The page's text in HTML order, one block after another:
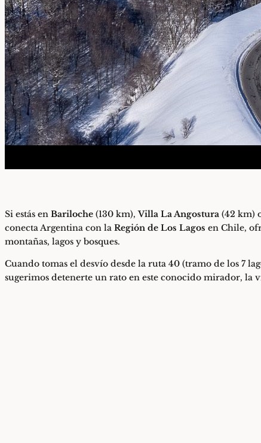
Si estás en Bariloche (130 km),Villa La Angostura (42 km)
conecta Argentina con la Región de Los Lagos en Chile,
montañas, lagos y bosques.
Cuando tomas el desvío desde la ruta 40 (tramo de los 7
sugerimos detenerte un rato en este conocido mirador, la